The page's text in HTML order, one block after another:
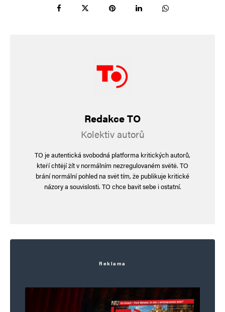
Redakce TO
Kolektiv autorů
TO je autentická svobodná platforma kritických autorů,
kteří chtějí žít v normálním nezregulovaném světě. TO
brání normální pohled na svět tím, že publikuje kritické
názory a souvislosti. TO chce bavit sebe i ostatní.
Reklama